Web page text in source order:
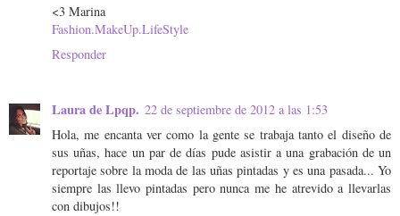
<3 Marina
Fashion.MakeUp.LifeStyle
Responder
Laura de Lpqp. 22 de septiembre de 2012 a las 1:53
Hola, me encanta ver como la gente se trabaja tanto el diseño de
sus uñas, hace un par de días pude asistir a una grabación de un
reportaje sobre la moda de las uñas pintadas y es una pasada... Yo
siempre las llevo pintadas pero nunca me he atrevido a llevarlas
con dibujos!!